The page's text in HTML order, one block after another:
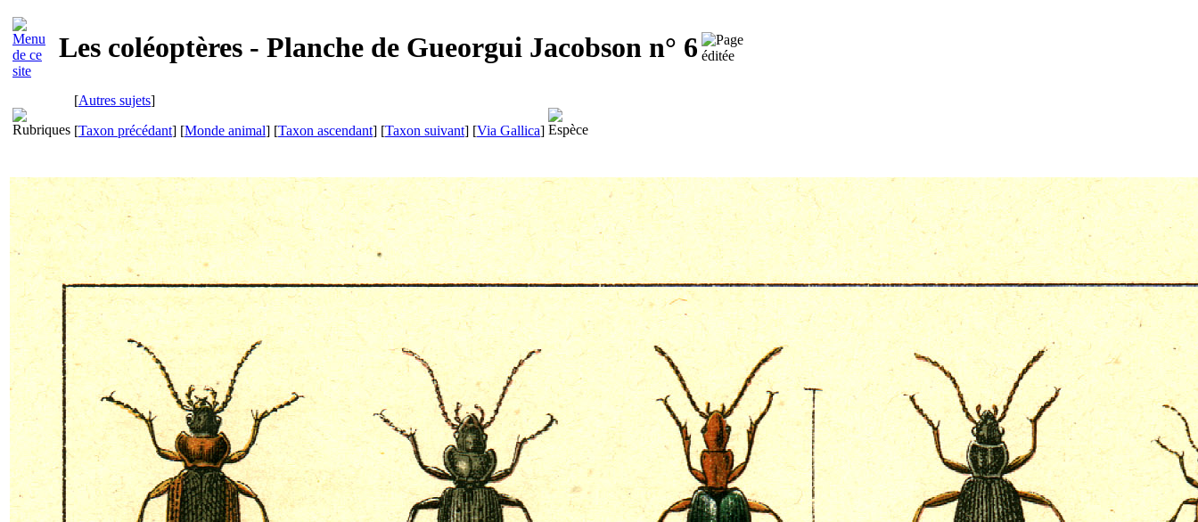
Les coléoptères - Planche de Gueorgui Jacobson n° 6
[Autres sujets]
[Taxon précédant] [Monde animal] [Taxon ascendant] [Taxon suivant] [Via Gallica]